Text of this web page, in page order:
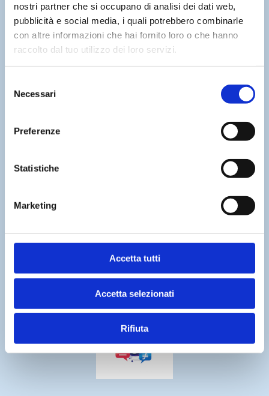
nostri partner che si occupano di analisi dei dati web,
pubblicità e social media, i quali potrebbero combinarle
con altre informazioni che hai fornito loro o che hanno
raccolto dal tuo utilizzo dei loro servizi.
delNecessari
Preferenze
Statistiche
Marketing
Accetta tutti
Accetta selezionati
Rifiuta
manualistica on line
archivio e storia di tutti gli interventi effettuati